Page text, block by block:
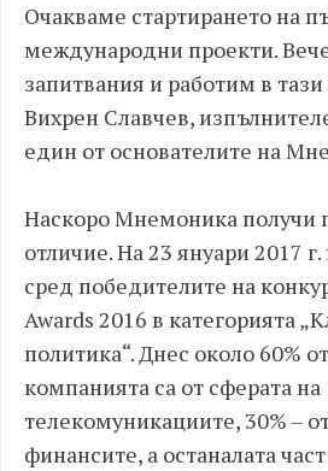
Очакваме стартирането на
международни проекти.
запитвания и работим в тази
Вихрен Славчев,
един от основателите на
Наскоро Мнемоника получи
отличие. На 23 януари 2017
сред победителите на
Awards 2016 в категорията
политика“. Днес около 60%
компанията са от сферата на
телекомуникациите, 30% –
финансите, а останалата